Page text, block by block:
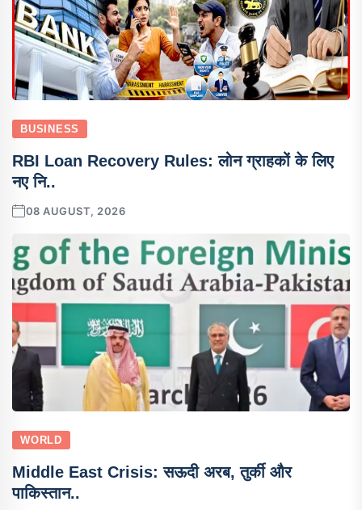
BUSINESS
RBI Loan Recovery Rules: लोन ग्राहकों के लिए
नए नि..
08 AUGUST, 2026
WORLD
Middle East Crisis: सऊदी अरब, तुर्की और
पाकिस्तान..